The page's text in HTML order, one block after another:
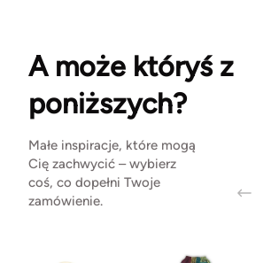
A może któryś z
poniższych?
Małe inspiracje, które mogą
Cię zachwycić – wybierz
coś, co dopełni Twoje
zamówienie.